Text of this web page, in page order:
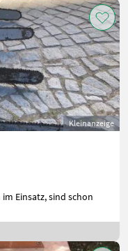
Kleinanzeige
Einsatz, sind schon